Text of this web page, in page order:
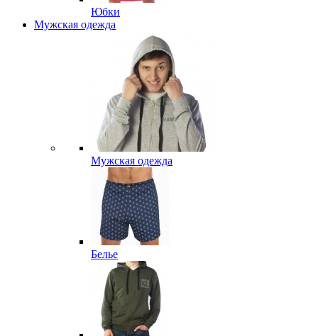
Юбки
Мужская одежда
Мужская одежда
Белье